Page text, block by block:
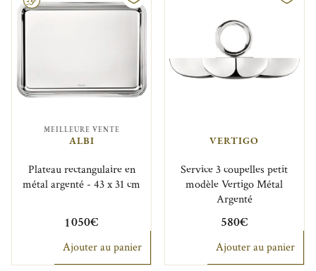
MEILLEURE VENTE
ALBI
Plateau rectangulaire en
métal argenté - 43 x 31 cm
1 050€
Ajouter au panier
VERTIGO
Service 3 coupelles petit
modèle Vertigo Métal
Argenté
580€
Ajouter au panier